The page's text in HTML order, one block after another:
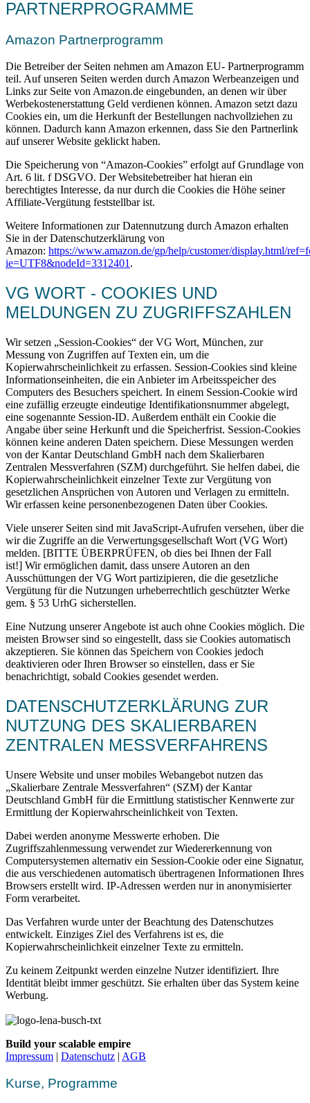
PARTNERPROGRAMME
Amazon Partnerprogramm
Die Betreiber der Seiten nehmen am Amazon EU- Partnerprogramm
teil. Auf unseren Seiten werden durch Amazon Werbeanzeigen und
Links zur Seite von Amazon.de eingebunden, an denen wir über
Werbekostenerstattung Geld verdienen können. Amazon setzt dazu
Cookies ein, um die Herkunft der Bestellungen nachvollziehen zu
können. Dadurch kann Amazon erkennen, dass Sie den Partnerlink
auf unserer Website geklickt haben.
Die Speicherung von “Amazon-Cookies” erfolgt auf Grundlage von
Art. 6 lit. f DSGVO. Der Websitebetreiber hat hieran ein
berechtigtes Interesse, da nur durch die Cookies die Höhe seiner
Affiliate-Vergütung feststellbar ist.
Weitere Informationen zur Datennutzung durch Amazon erhalten
Sie in der Datenschutzerklärung von
Amazon: https://www.amazon.de/gp/help/customer/display.html/
ie=UTF8&nodeId=3312401 .
VG WORT - COOKIES UND
MELDUNGEN ZU ZUGRIFFSZAHLEN
Wir setzen „Session-Cookies“ der VG Wort, München, zur
Messung von Zugriffen auf Texten ein, um die
Kopierwahrscheinlichkeit zu erfassen. Session-Cookies sind kleine
Informationseinheiten, die ein Anbieter im Arbeitsspeicher des
Computers des Besuchers speichert. In einem Session-Cookie wird
eine zufällig erzeugte eindeutige Identifikationsnummer abgelegt,
eine sogenannte Session-ID. Außerdem enthält ein Cookie die
Angabe über seine Herkunft und die Speicherfrist. Session-Cookies
können keine anderen Daten speichern. Diese Messungen werden
von der Kantar Deutschland GmbH nach dem Skalierbaren
Zentralen Messverfahren (SZM) durchgeführt. Sie helfen dabei, die
Kopierwahrscheinlichkeit einzelner Texte zur Vergütung von
gesetzlichen Ansprüchen von Autoren und Verlagen zu ermitteln.
Wir erfassen keine personenbezogenen Daten über Cookies.
Viele unserer Seiten sind mit JavaScript-Aufrufen versehen, über die
wir die Zugriffe an die Verwertungsgesellschaft Wort (VG Wort)
melden. [BITTE ÜBERPRÜFEN, ob dies bei Ihnen der Fall
ist!] Wir ermöglichen damit, dass unsere Autoren an den
Ausschüttungen der VG Wort partizipieren, die die gesetzliche
Vergütung für die Nutzungen urheberrechtlich geschützter Werke
gem. § 53 UrhG sicherstellen.
Eine Nutzung unserer Angebote ist auch ohne Cookies möglich. Die
meisten Browser sind so eingestellt, dass sie Cookies automatisch
akzeptieren. Sie können das Speichern von Cookies jedoch
deaktivieren oder Ihren Browser so einstellen, dass er Sie
benachrichtigt, sobald Cookies gesendet werden.
DATENSCHUTZERKLÄRUNG ZUR
NUTZUNG DES SKALIERBAREN
ZENTRALEN MESSVERFAHRENS
Unsere Website und unser mobiles Webangebot nutzen das
„Skalierbare Zentrale Messverfahren“ (SZM) der Kantar
Deutschland GmbH für die Ermittlung statistischer Kennwerte zur
Ermittlung der Kopierwahrscheinlichkeit von Texten.
Dabei werden anonyme Messwerte erhoben. Die
Zugriffszahlenmessung verwendet zur Wiedererkennung von
Computersystemen alternativ ein Session-Cookie oder eine Signatur,
die aus verschiedenen automatisch übertragenen Informationen Ihres
Browsers erstellt wird. IP-Adressen werden nur in anonymisierter
Form verarbeitet.
Das Verfahren wurde unter der Beachtung des Datenschutzes
entwickelt. Einziges Ziel des Verfahrens ist es, die
Kopierwahrscheinlichkeit einzelner Texte zu ermitteln.
Zu keinem Zeitpunkt werden einzelne Nutzer identifiziert. Ihre
Identität bleibt immer geschützt. Sie erhalten über das System keine
Werbung.
Build your scalable empire
Impressum | Datenschutz | AGB
Kurse, Programme